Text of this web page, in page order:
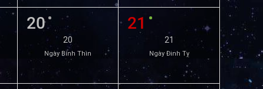
20
20
Ngày Bính Thìn
21
21
Ngày Đinh Tỵ